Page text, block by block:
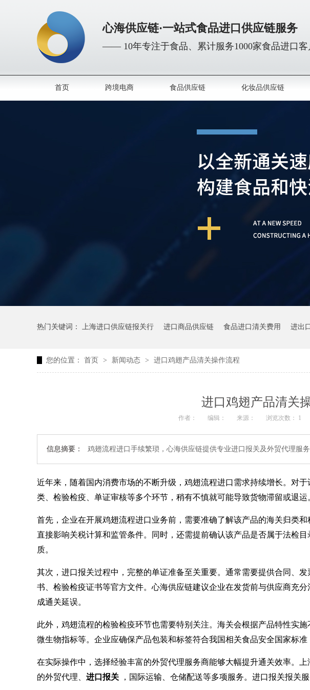
心海供应链·一站式食品进口供应链服务
—— 10年专注于食品、累计服务1000家食品进口
首页 跨境电商 食品供应链 化妆品供应链
热门关键词： 上海进口供应链报关行 进口商品供应链 食品进口清关费用 进出
您的位置： 首页 > 新闻动态 > 进口鸡翅产品清关操作流程
进口鸡翅产品清关
作者： 编辑： 来源： 浏览次数： 1
信息摘要： 鸡翅流程进口手续繁琐，心海供应链提供专业进口报关及外贸代理服
近年来，随着国内消费市场的不断升级，鸡翅流程进口需求持续增长。对于
类、检验检疫、单证审核等多个环节，稍有不慎就可能导致货物滞留或退运
首先，企业在开展鸡翅流程进口业务前，需要准确了解该产品的海关归类
直接影响关税计算和监管条件。同时，还需提前确认该产品是否属于法检
质。
其次，进口报关过程中，完整的单证准备至关重要。通常需要提供合同、
书、检验检疫证书等官方文件。心海供应链建议企业在发货前与供应商充
成通关延误。
此外，鸡翅流程的检验检疫环节也需要特别关注。海关会根据产品特性实
微生物指标等。企业应确保产品包装和标签符合我国相关食品安全国家标准
在实际操作中，选择经验丰富的外贸代理服务商能够大幅提升通关效率。
的外贸代理、 进口报关 ，国际运输、仓储配送等多项服务。进口报关报关